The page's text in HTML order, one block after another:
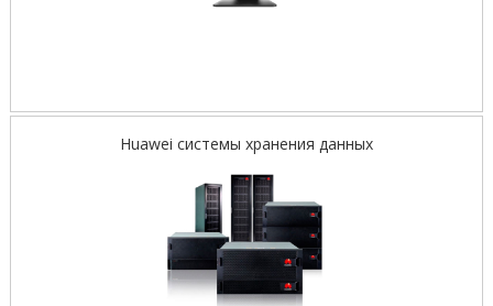
Huawei системы хранения данных